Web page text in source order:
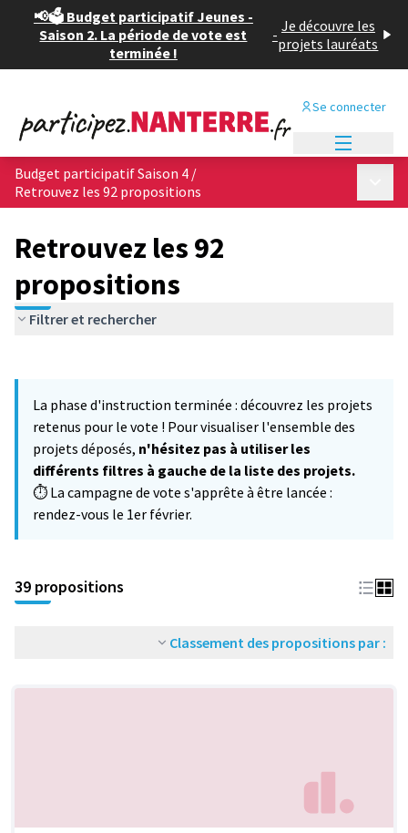
📢🗳️ Budget participatif Jeunes -
Saison 2. La période de vote est
terminée !
- Je découvre les
projets lauréats
Se connecter
Budget participatif Saison 4 /
Retrouvez les 92 propositions
Retrouvez les 92
propositions
Filtrer et rechercher
−
La phase d'instruction terminée : découvrez les projets
retenus pour le vote ! Pour visualiser l'ensemble des
projets déposés, n'hésitez pas à utiliser les
différents filtres à gauche de la liste des projets.
⏱️ La campagne de vote s'apprête à être lancée :
rendez-vous le 1er février.
39 propositions
Classement des propositions par :